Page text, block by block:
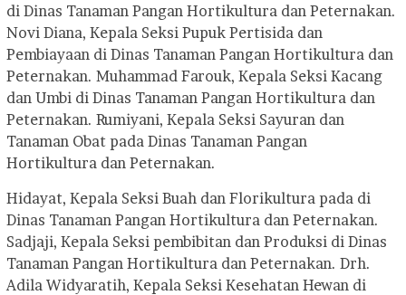
di Dinas Tanaman Pangan Hortikultura dan Peternakan.
Novi Diana, Kepala Seksi Pupuk Pertisida dan
Pembiayaan di Dinas Tanaman Pangan Hortikultura dan
Peternakan. Muhammad Farouk, Kepala Seksi Kacang
dan Umbi di Dinas Tanaman Pangan Hortikultura dan
Peternakan. Rumiyani, Kepala Seksi Sayuran dan
Tanaman Obat pada Dinas Tanaman Pangan
Hortikultura dan Peternakan.
Hidayat, Kepala Seksi Buah dan Florikultura pada di
Dinas Tanaman Pangan Hortikultura dan Peternakan.
Sadjaji, Kepala Seksi pembibitan dan Produksi di Dinas
Tanaman Pangan Hortikultura dan Peternakan. Drh.
Adila Widyaratih, Kepala Seksi Kesehatan Hewan di